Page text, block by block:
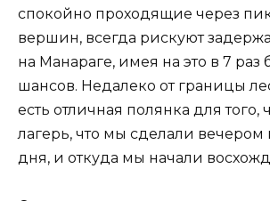
спокойно проходящие через
вершин, всегда рискуют
на Манараге, имея на это в 7 раз
шансов. Недалеко от границы
есть отличная полянка для того,
лагерь, что мы сделали
дня, и откуда мы начали